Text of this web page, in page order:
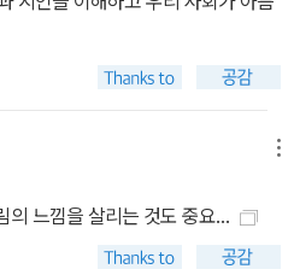
의 느낌을 살리는 것도 중요...